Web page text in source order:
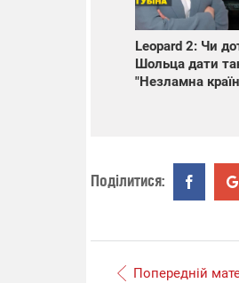
Leopard 2: Чи
Шольца дати
"Незламна
Поділитися:
Попередній